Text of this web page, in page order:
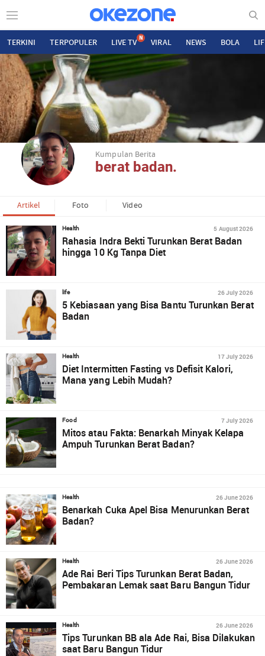
TERKINI TERPOPULER LIVE TV N VIRAL NEWS BOLA
Kumpulan Berita
berat badan.
Artikel Foto Video
Health 5 August 2026
Rahasia Indra Bekti Turunkan Berat Badan
hingga 10 Kg Tanpa Diet
life 26 July 2026
5 Kebiasaan yang Bisa Bantu Turunkan Berat
Badan
Health 17 July 2026
Diet Intermitten Fasting vs Defisit Kalori,
Mana yang Lebih Mudah?
Food 7 July 2026
Mitos atau Fakta: Benarkah Minyak Kelapa
Ampuh Turunkan Berat Badan?
Health 26 June 2026
Benarkah Cuka Apel Bisa Menurunkan Berat
Badan?
Health 26 June 2026
Ade Rai Beri Tips Turunkan Berat Badan,
Pembakaran Lemak saat Baru Bangun Tidur
Health 26 June 2026
Tips Turunkan BB ala Ade Rai, Bisa Dilakukan
saat Baru Bangun Tidur